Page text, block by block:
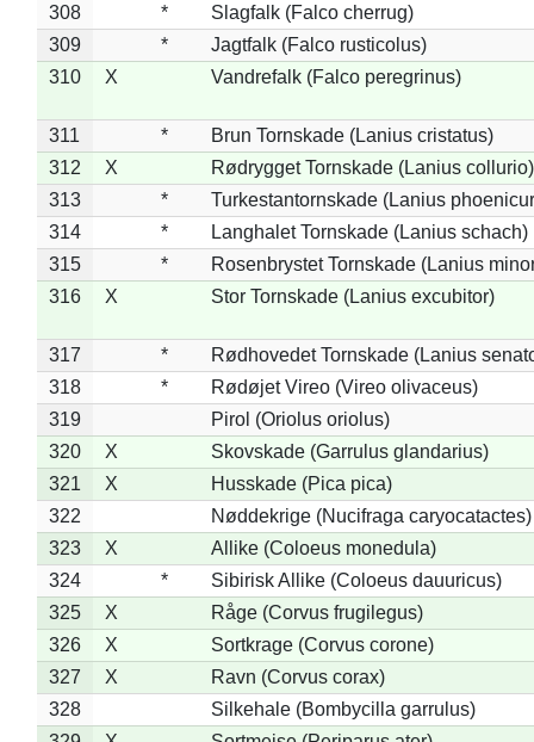
308 *
Slagfalk (Falco cherrug)
309
*
Jagtfalk (Falco rusticolus)
310
X Vandrefalk (Falco peregrinus)
311 *
Brun Tornskade (Lanius cristatus)
312
X
Rødrygget Tornskade (Lanius collurio)
313
*
Turkestantornskade (Lanius
314
*
Langhalet Tornskade (Lanius schach)
315
*
Rosenbrystet Tornskade (Lanius
316
X Stor Tornskade (Lanius excubitor)
317 *
Rødhovedet Tornskade (Lanius
318
*
Rødøjet Vireo (Vireo olivaceus)
319
Pirol (Oriolus oriolus)
320
X
Skovskade (Garrulus glandarius)
321
X
Husskade (Pica pica)
322
Nøddekrige (Nucifraga caryocatactes)
323
X
Allike (Coloeus monedula)
324
*
Sibirisk Allike (Coloeus dauuricus)
325
X
Råge (Corvus frugilegus)
326
X
Sortkrage (Corvus corone)
327
X
Ravn (Corvus corax)
328
Silkehale (Bombycilla garrulus)